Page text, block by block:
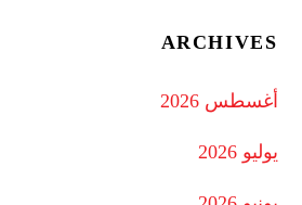
ARCHIVES
أغسطس 2026
يوليو 2026